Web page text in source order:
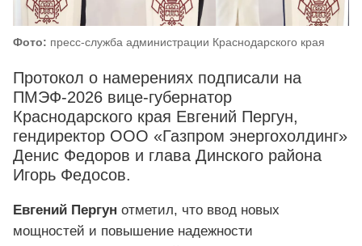
Фото: пресс-служба администрации Краснодарского края
Протокол о намерениях подписали на
ПМЭФ-2026 вице-губернатор
Краснодарского края Евгений Пергун,
гендиректор ООО «Газпром энергохолдинг»
Денис Федоров и глава Динского района
Игорь Федосов.
Евгений Пергун отметил, что ввод новых
мощностей и повышение надежности